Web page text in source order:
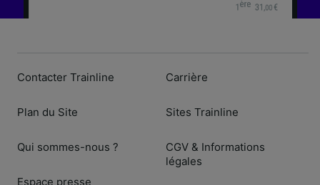
Contacter Trainline
Plan du Site
Qui sommes-nous ?
Espace presse
Carrière
Sites Trainline
CGV & Informations
légales